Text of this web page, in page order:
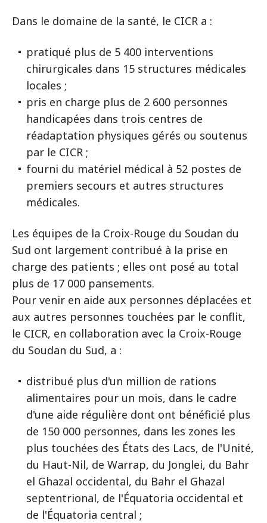
Dans le domaine de la santé, le CICR a :
pratiqué plus de 5 400 interventions
chirurgicales dans 15 structures médicales
locales ;
pris en charge plus de 2 600 personnes
handicapées dans trois centres de
réadaptation physiques gérés ou soutenus
par le CICR ;
fourni du matériel médical à 52 postes de
premiers secours et autres structures
médicales.
Les équipes de la Croix-Rouge du Soudan du
Sud ont largement contribué à la prise en
charge des patients ; elles ont posé au total
plus de 17 000 pansements.
Pour venir en aide aux personnes déplacées et
aux autres personnes touchées par le conflit,
le CICR, en collaboration avec la Croix-Rouge
du Soudan du Sud, a :
distribué plus d'un million de rations
alimentaires pour un mois, dans le cadre
d'une aide régulière dont ont bénéficié plus
de 150 000 personnes, dans les zones les
plus touchées des États des Lacs, de l'Unité,
du Haut-Nil, de Warrap, du Jonglei, du Bahr
el Ghazal occidental, du Bahr el Ghazal
septentrional, de l'Équatoria occidental et
de l'Équatoria central ;